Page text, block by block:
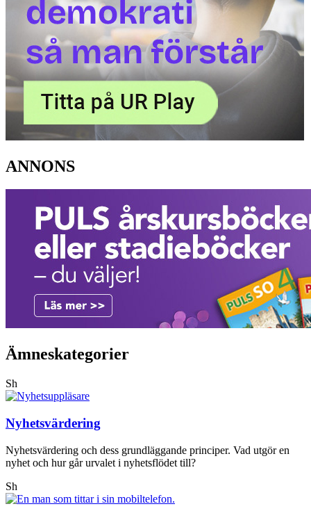
ANNONS
Ämneskategorier
Sh
Nyhetsvärdering
Nyhetsvärdering och dess grundläggande principer. Vad utgör en
nyhet och hur går urvalet i nyhetsflödet till?
Sh